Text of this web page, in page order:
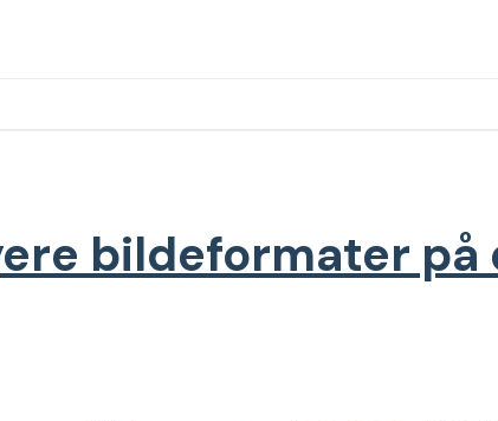
bildeformater på